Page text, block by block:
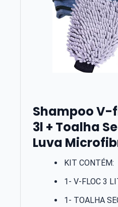
Shampoo V-
3l + Toalha
Luva
KIT CONTÉM:
1- V-FLOC 3
1- TOALHA